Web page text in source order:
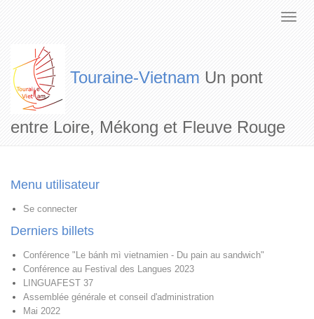
Touraine-Vietnam Un pont
entre Loire, Mékong et Fleuve Rouge
Menu utilisateur
Se connecter
Derniers billets
Conférence "Le bánh mì vietnamien - Du pain au sandwich"
Conférence au Festival des Langues 2023
LINGUAFEST 37
Assemblée générale et conseil d'administration
Mai 2022